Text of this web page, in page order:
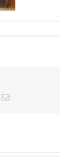
Email